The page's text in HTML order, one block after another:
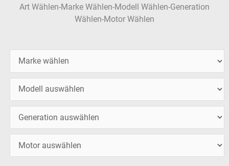
Art Wählen-Marke Wählen-Modell Wählen-Generation
Wählen-Motor Wählen